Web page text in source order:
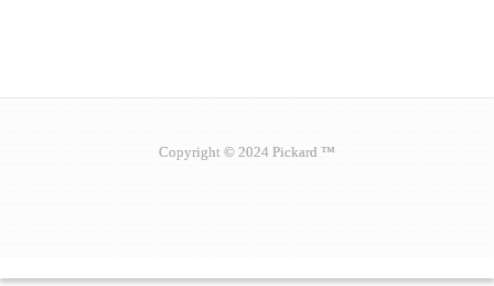
Copyright © 2024 Pickard ™